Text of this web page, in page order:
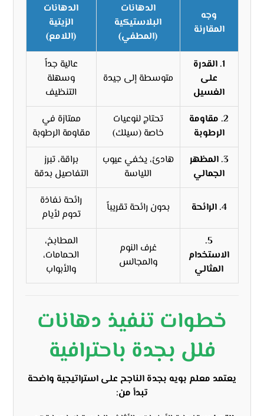
وجه
المقارنة
الدهانات
البلاستيكية
(المطفي)
الدهانات
الزيتية
(اللامع)
1. القدرة
على
الغسيل
متوسطة إلى جيدة
عالية جداً
وسهلة
التنظيف
2. مقاومة
الرطوبة
تحتاج لنوعيات
خاصة (سيلك)
ممتازة في
مقاومة الرطوبة
3. المظهر
الجمالي
هادئ، يخفي عيوب
اللياسة
براقة، تبرز
التفاصيل بدقة
4. الرائحة بدون رائحة تقريباً
رائحة نفاذة
تدوم لأيام
5.
الاستخدام
المثالي
غرف النوم
والمجالس
المطابخ،
الحمامات،
والأبواب
خطوات تنفيذ دهانات
فلل بجدة باحترافية
يعتمد معلم بويه بجدة الناجح على استراتيجية واضحة
تبدأ من: